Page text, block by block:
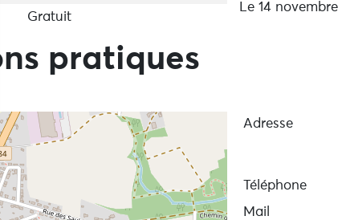
Gratuit
Le 14 novembre
pratiques
Adresse
Téléphone
Mail